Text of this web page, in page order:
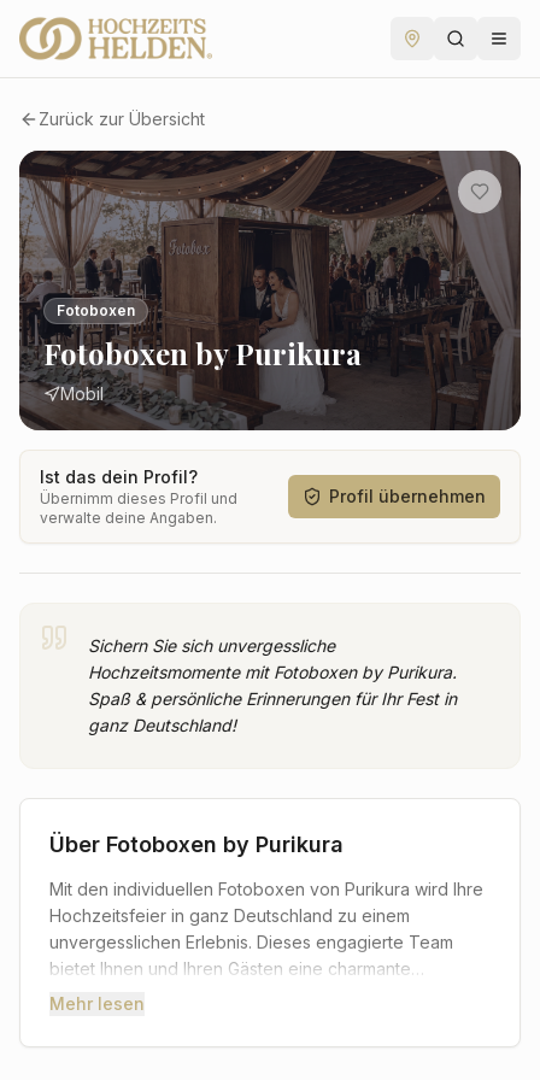
Zurück zur Übersicht
Fotoboxen
Fotoboxen by Purikura
Mobil
Ist das dein Profil?
Übernimm dieses Profil und
verwalte deine Angaben.
Profil übernehmen
Sichern Sie sich unvergessliche
Hochzeitsmomente mit Fotoboxen by Purikura.
Spaß & persönliche Erinnerungen für Ihr Fest in
ganz Deutschland!
Über Fotoboxen by Purikura
Mit den individuellen Fotoboxen von Purikura wird Ihre
Hochzeitsfeier in ganz Deutschland zu einem
unvergesslichen Erlebnis. Dieses engagierte Team
bietet Ihnen und Ihren Gästen eine charmante
Möglichkeit, lustige und spontane Erinnerungen
versammeln sich vor der einzigartigen Fotobox,
Mehr lesen